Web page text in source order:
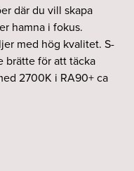
där du vill skapa
hamna i fokus.
med hög kvalitet. S-
brätte för att täcka
2700K i RA90+ ca